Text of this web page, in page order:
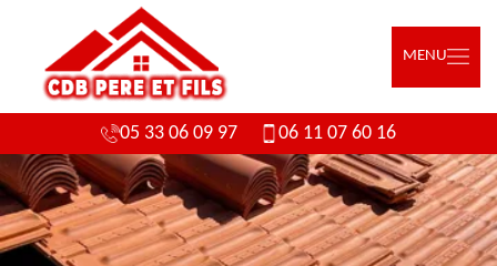
MENU
05 33 06 09 97 06 11 07 60 16